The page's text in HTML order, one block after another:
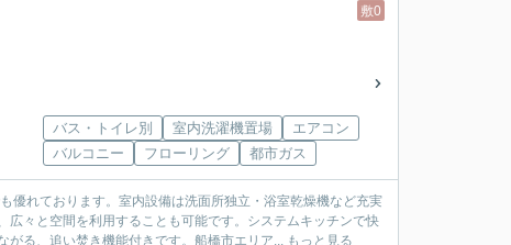
敷0
バス・トイレ別 室内洗濯機置場
エアコン
バルコニー
フローリング 都市ガス
優れております。室内設備は洗面所独立・浴室乾燥機など充実
々と空間を利用することも可能です。システムキッチンで快
がる、追い焚き機能付きです。船橋市エリア... もっと見る